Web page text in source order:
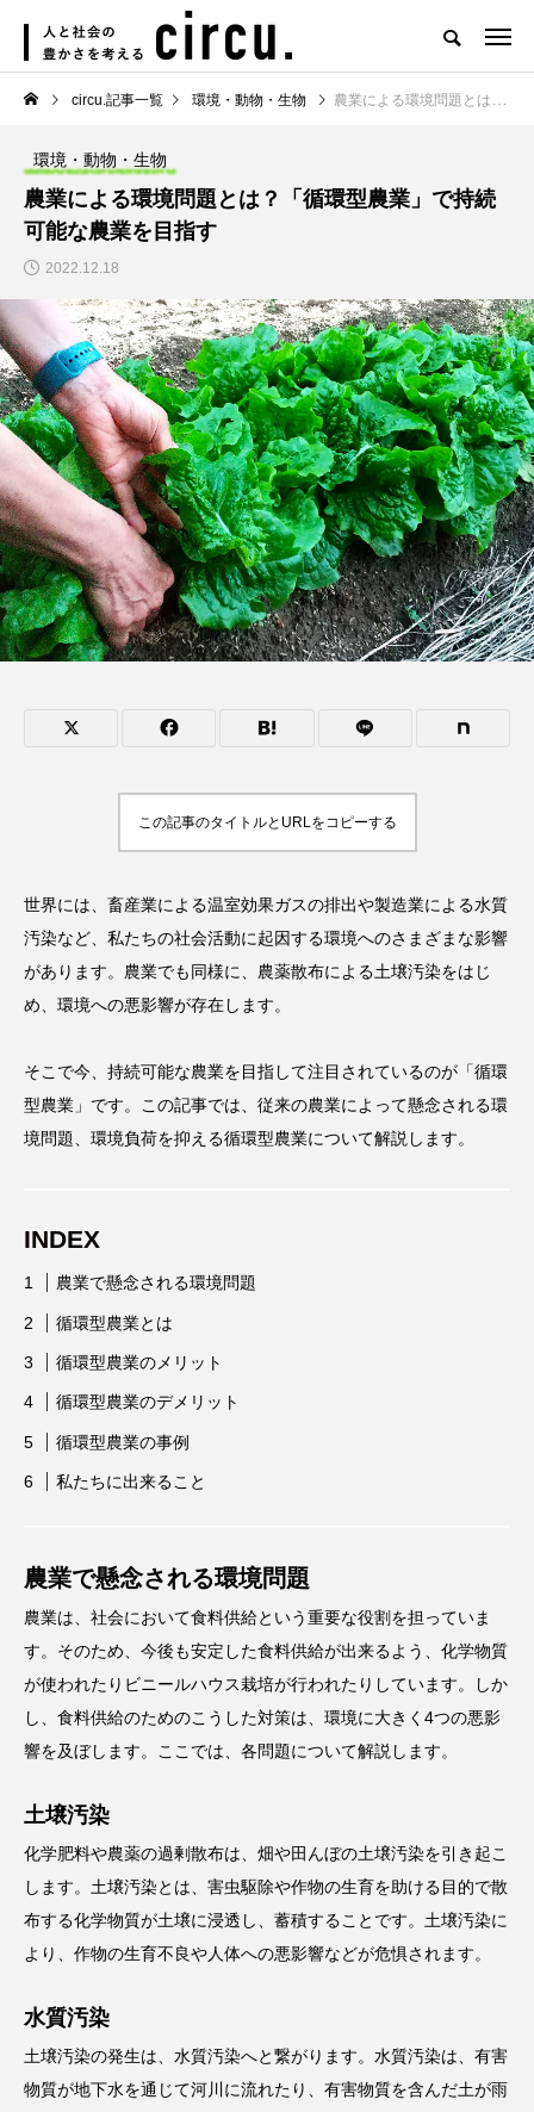
circu.記事一覧 環境・動物・生物 農業による環境問題とは？「循環型農業」で持続可能な農業を目指す
環境・動物・生物
農業による環境問題とは？「循環型農業」で持続
可能な農業を目指す
2022.12.18
この記事のタイトルとURLをコピーする
世界には、畜産業による温室効果ガスの排出や製造業による水質
汚染など、私たちの社会活動に起因する環境へのさまざまな影響
があります。農業でも同様に、農薬散布による土壌汚染をはじ
め、環境への悪影響が存在します。
そこで今、持続可能な農業を目指して注目されているのが「循環
型農業」です。この記事では、従来の農業によって懸念される環
境問題、環境負荷を抑える循環型農業について解説します。
INDEX
農業で懸念される環境問題
循環型農業とは
循環型農業のメリット
循環型農業のデメリット
循環型農業の事例
私たちに出来ること
農業で懸念される環境問題
農業は、社会において食料供給という重要な役割を担っていま
す。そのため、今後も安定した食料供給が出来るよう、化学物質
が使われたりビニールハウス栽培が行われたりしています。しか
し、食料供給のためのこうした対策は、環境に大きく4つの悪影
響を及ぼします。ここでは、各問題について解説します。
土壌汚染
化学肥料や農薬の過剰散布は、畑や田んぼの土壌汚染を引き起こ
します。土壌汚染とは、害虫駆除や作物の生育を助ける目的で散
布する化学物質が土壌に浸透し、蓄積することです。土壌汚染に
より、作物の生育不良や人体への悪影響などが危惧されます。
水質汚染
土壌汚染の発生は、水質汚染へと繋がります。水質汚染は、有害
物質が地下水を通じて河川に流れたり、有害物質を含んだ土が雨